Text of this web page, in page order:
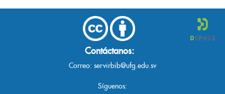
Contáctanos:
Correo: servirbib@ufg.edu.sv
Síguenos: